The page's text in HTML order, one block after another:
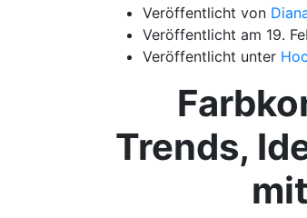
Veröffentlicht von
Veröffentlicht am 19.
Veröffentlicht unter
Trends,